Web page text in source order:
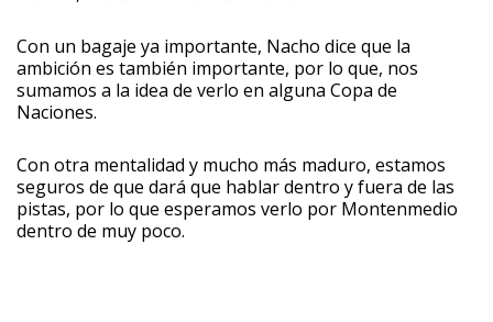
Con un bagaje ya importante, Nacho dice que la
ambición es también importante, por lo que, nos
sumamos a la idea de verlo en alguna Copa de
Naciones.
Con otra mentalidad y mucho más maduro, estamos
seguros de que dará que hablar dentro y fuera de las
pistas, por lo que esperamos verlo por Montenmedio
dentro de muy poco.